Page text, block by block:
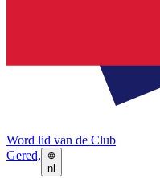
Word lid van de Club
Gered,
nl